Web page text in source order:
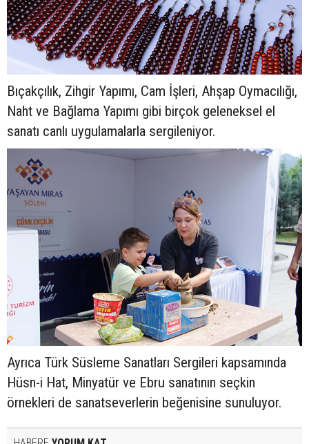
Bıçakçılık, Zihgir Yapımı, Cam İşleri, Ahşap Oymacılığı,
Naht ve Bağlama Yapımı gibi birçok geleneksel el
sanatı canlı uygulamalarla sergileniyor.
Ayrıca Türk Süsleme Sanatları Sergileri kapsamında
Hüsn-i Hat, Minyatür ve Ebru sanatının seçkin
örnekleri de sanatseverlerin beğenisine sunuluyor.